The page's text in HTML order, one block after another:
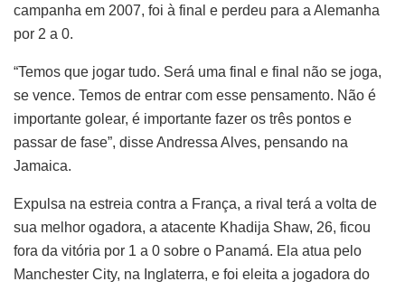
campanha em 2007, foi à final e perdeu para a Alemanha
por 2 a 0.
“Temos que jogar tudo. Será uma final e final não se joga,
se vence. Temos de entrar com esse pensamento. Não é
importante golear, é importante fazer os três pontos e
passar de fase”, disse Andressa Alves, pensando na
Jamaica.
Expulsa na estreia contra a França, a rival terá a volta de
sua melhor ogadora, a atacente Khadija Shaw, 26, ficou
fora da vitória por 1 a 0 sobre o Panamá. Ela atua pelo
Manchester City, na Inglaterra, e foi eleita a jogadora do